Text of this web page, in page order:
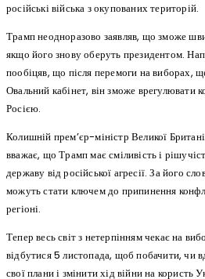
російські війська з окупованих територій.
Трамп неодноразово заявляв, що зможе
якщо його знову оберуть президентом.
пообіцяв, що після перемоги на виборах,
Овальний кабінет, він зможе врегулювати
Росією.
Колишній прем’єр-міністр Великої
вважає, що Трамп має сміливість і
державу від російської агресії. За його
можуть стати ключем до припинення
регіоні.
Тепер весь світ з нетерпінням чекає на
відбутися 5 листопада, щоб побачити, чи
свої плани і змінити хід війни на користь